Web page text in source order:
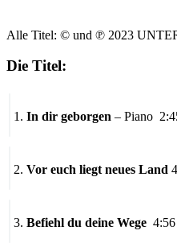
Alle Titel: © und ℗ 2023
Die Titel:
1. In dir geborgen – Piano
2. Vor euch liegt neues Land
3. Befiehl du deine Wege 4:56